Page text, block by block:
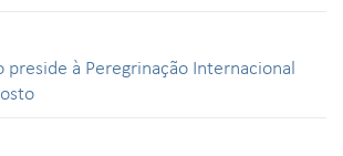
preside à Peregrinação Internacional